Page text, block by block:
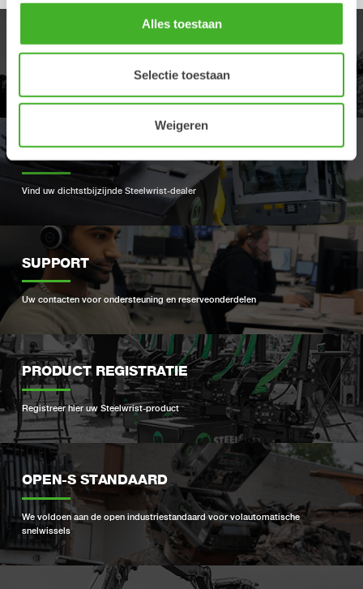
Alles toestaan
Selectie toestaan
Weigeren
PRODUCTEN
Ontdek ons ​​productaanbod
Vind uw dichtstbijzijnde Steelwrist-dealer
SUPPORT
Uw contacten voor ondersteuning en reserveonderdelen
PRODUCT REGISTRATIE
Registreer hier uw Steelwrist-product
OPEN-S STANDAARD
We voldoen aan de open industriestandaard voor volautomatische
snelwissels